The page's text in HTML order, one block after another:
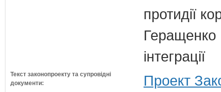
протидії
Геращенко
інтеграції
Текст законопроекту та супровідні
документи:
Проект